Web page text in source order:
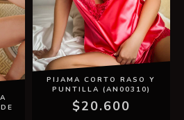
PIJAMA CORTO RASO Y
PUNTILLA (AN00310)
$20.600